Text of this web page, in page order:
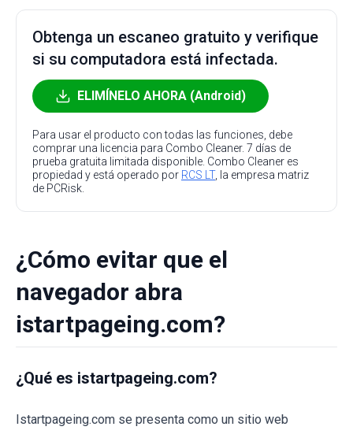
Obtenga un escaneo gratuito y verifique
si su computadora está infectada.
ELIMÍNELO AHORA (Android)
Para usar el producto con todas las funciones, debe
comprar una licencia para Combo Cleaner. 7 días de
prueba gratuita limitada disponible. Combo Cleaner es
propiedad y está operado por RCS LT, la empresa matriz
de PCRisk.
¿Cómo evitar que el
navegador abra
istartpageing.com?
¿Qué es istartpageing.com?
Istartpageing.com se presenta como un sitio web